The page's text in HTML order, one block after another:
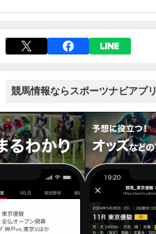
競馬情報ならスポーツナビアプリ